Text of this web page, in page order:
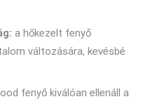
a hőkezelt fenyő
változására, kevésbé
fenyő kiválóan ellenáll a